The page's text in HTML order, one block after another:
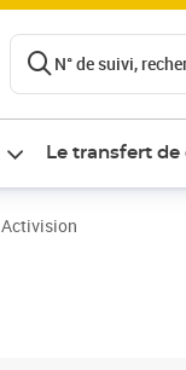
N° de suivi,
Le transfert
Activision